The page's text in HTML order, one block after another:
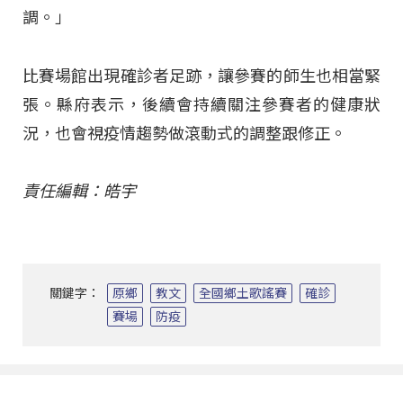
調。」
比賽場館出現確診者足跡，讓參賽的師生也相當緊
張。縣府表示，後續會持續關注參賽者的健康狀
況，也會視疫情趨勢做滾動式的調整跟修正。
責任編輯：皓宇
關鍵字： 原鄉 教文 全國鄉土歌謠賽
確診
賽場
防疫